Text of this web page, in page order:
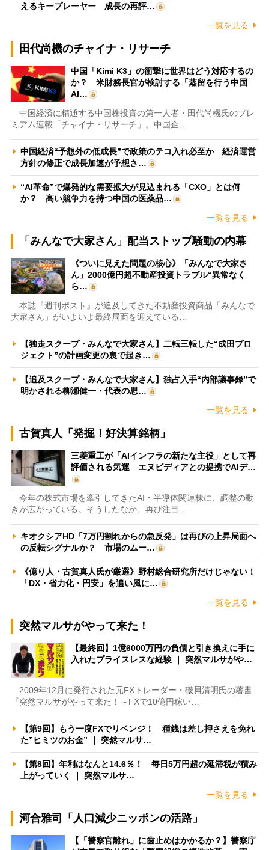
えるキープレーヤー 成長の再評…
一覧を見る
田代尚機のチャイナ・リサーチ
中国「Kimi K3」の衝撃に世界はどう対応するの
か？ 米財務長官が検討する「蒸留を行う中国
AI…
中国経済に精通する中国株投資の第一人者・田代尚機氏のプレ
ミアム連載「チャイナ・リサーチ」。中国企…
中国経済“予想外の低成長”で政策のテコ入れ必至か 経済運営
方針の修正で成長加速が予想さ…
“AI革命”で爆発的な需要拡大が見込まれる「CXO」とは何
か？ 高い競争力を持つ中国の医薬品…
一覧を見る
「みんなで大家さん」配当ストップ騒動の内幕
《ついに見えた問題の核心》「みんなで大家さ
ん」2000億円超不動産投資トラブル“異常なく
ら…
本誌『週刊ポスト』が追及してきた不動産投資商品「みんなで
大家さん」がいよいよ最終局面を迎えている…
【独走スクープ・みんなで大家さん】二転三転した“成田プロ
ジェクト”の計画変更の裏で起き…
【追及スクープ・みんなで大家さん】独占入手“内部議事録”で
明かされる柳瀬健一・代表の思…
一覧を見る
古賀真人「発掘！好決算銘柄」
三菱重工が「AIインフラの新たな主役」として再
評価される気運 エヌビディアとの提携でAIデ…
今年の株式市場を牽引してきたAI・半導体関連株に、調整の動
きが広がっている。そうしたなか、再び注目…
キオクシアHD「7万円割れからの急反発」は再びの上昇局面へ
の反転シグナルか？ 市場のムー…
《億り人・古賀真人氏が厳選》野村総合研究所だけじゃない！
「DX・省力化・円安」を追い風に…
一覧を見る
突然マルサがやって来た！
【最終回】1億6000万円の負債と引き換えに手に
入れたプライスレスな経験 ｜ 突然マルサがや…
2009年12月に発行された元FXトレーダー・磯貝清明氏の著書
『突然マルサがやって来た！～FXで10億円稼い…
【第9回】もう一度FXでリベンジ！ 種銭は差し押さえを免れ
た”ヒミツのお金” ｜ 突然マルサ…
【第8回】年利はなんと14.6％！ 毎日5万円超の延滞税が積み
上がっていく ｜ 突然マルサ…
一覧を見る
河合雅司「人口減少ニッポンの活路」
【「警察官離れ」に歯止めはかかるか？】警察庁